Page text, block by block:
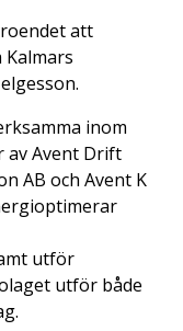
att
inom
av Avent Drift
AB och Avent K
utför
utför både